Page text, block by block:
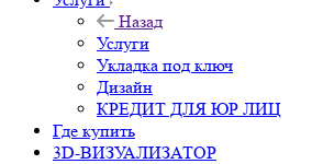
Назад
Услуги
Укладка под ключ
Дизайн
КРЕДИТ ДЛЯ ЮР ЛИЦ
Где купить
3D-ВИЗУАЛИЗАТОР